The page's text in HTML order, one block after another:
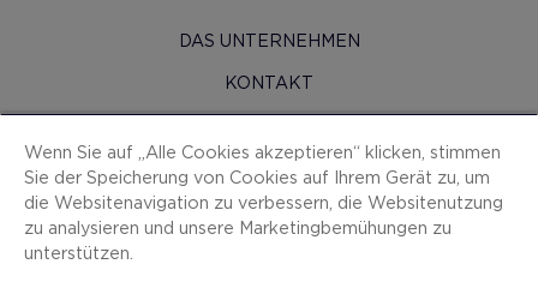
DAS UNTERNEHMEN
KONTAKT
PRESSERAUM
SITEMAP
Wenn Sie auf „Alle Cookies akzeptieren“ klicken, stimmen
Sie der Speicherung von Cookies auf Ihrem Gerät zu, um
die Websitenavigation zu verbessern, die Websitenutzung
zu analysieren und unsere Marketingbemühungen zu
unterstützen.